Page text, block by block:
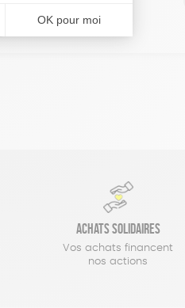
Achats solidaires
Vos achats financent
nos actions